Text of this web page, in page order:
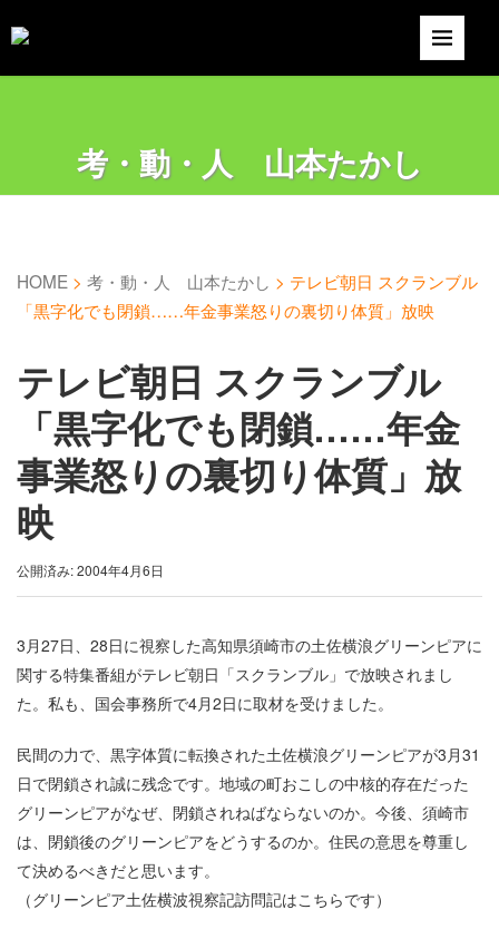
考・動・人 山本たかし
HOME > 考・動・人 山本たかし > テレビ朝日 スクランブル
「黒字化でも閉鎖……年金事業怒りの裏切り体質」放映
テレビ朝日 スクランブル
「黒字化でも閉鎖……年金
事業怒りの裏切り体質」放
映
公開済み: 2004年4月6日
3月27日、28日に視察した高知県須崎市の土佐横浪グリーンピアに
関する特集番組がテレビ朝日「スクランブル」で放映されまし
た。私も、国会事務所で4月2日に取材を受けました。
民間の力で、黒字体質に転換された土佐横浪グリーンピアが3月31
日で閉鎖され誠に残念です。地域の町おこしの中核的存在だった
グリーンピアがなぜ、閉鎖されねばならないのか。今後、須崎市
は、閉鎖後のグリーンピアをどうするのか。住民の意思を尊重し
て決めるべきだと思います。
（グリーンピア土佐横波視察記訪問記はこちらです）